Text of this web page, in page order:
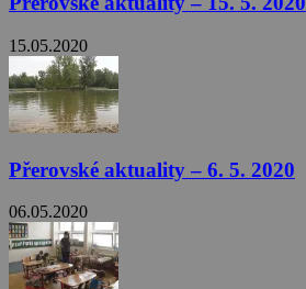
15.05.2020
Přerovské aktuality – 6. 5. 2020
06.05.2020